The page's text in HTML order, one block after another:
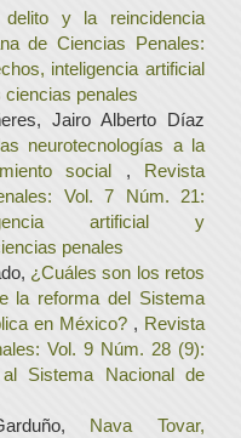
y la reincidencia
de Ciencias Penales:
inteligencia artificial
penales
Jairo Alberto Díaz
neurotecnologías a la
social ,
Revista
Vol. 7 Núm. 21:
artificial y
penales
¿Cuáles son los retos
la reforma del Sistema
en México? , Revista
Vol. 9 Núm. 28 (9):
Sistema Nacional de
Nava Tovar,